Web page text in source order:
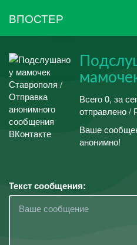
ВПОСТЕР
Всего 0, за
отправлено /
Ваше
анонимно!
Текст сообщения: